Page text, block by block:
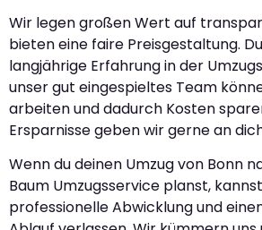
Wir legen großen Wert auf
bieten eine faire Preisgestaltung.
langjährige Erfahrung in der
unser gut eingespieltes Team
arbeiten und dadurch Kosten
Ersparnisse geben wir gerne an
Wenn du deinen Umzug von Bonn
Baum Umzugsservice planst,
professionelle Abwicklung und